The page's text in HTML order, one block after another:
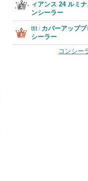
ィアンス 24 ルミナ
ンシーラー
tfit/ カバーアップ
シーラー
コンシー